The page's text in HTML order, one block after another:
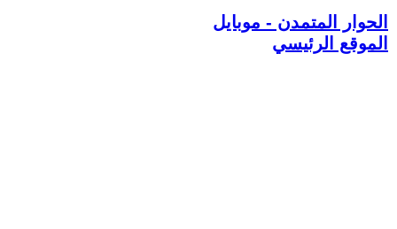
الحوار المتمدن - موبايل
الموقع الرئيسي